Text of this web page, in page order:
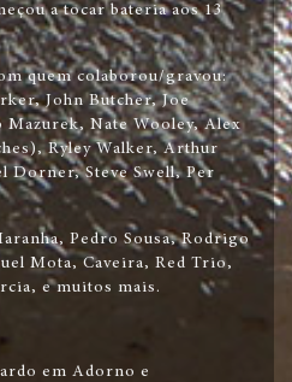
a tocar bateria aos 13
quem colaborou/gravou:
John Butcher, Joe
Mazurek, Nate Wooley, Alex
Ryley Walker, Arthur
Dorner, Steve Swell, Per
Pedro Sousa, Rodrigo
Mota, Caveira, Red Trio,
e muitos mais.
em Adorno e